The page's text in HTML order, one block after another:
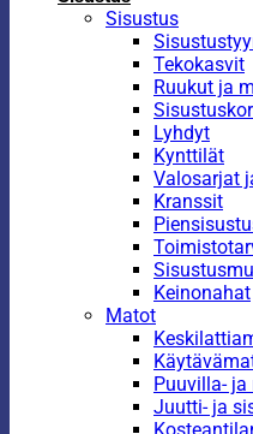
Sisustus
Tekokasvit
Ruukut ja
Lyhdyt
Kynttilät
Valosarjat
Kranssit
Keinonahat
Matot
Puuvilla-
Juutti- ja